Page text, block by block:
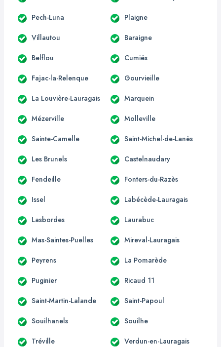
Pech-Luna Plaigne
Villautou Baraigne
Belflou Cumiés
Fajac-la-Relenque Gourvieille
La Louvière-Lauragais Marquein
Mézerville Molleville
Sainte-Camelle Saint-Michel-de-Lanès
Les Brunels Castelnaudary
Fendeille Fonters-du-Razès
Issel Labécède-Lauragais
Lasbordes Laurabuc
Mas-Saintes-Puelles Mireval-Lauragais
Peyrens La Pomarède
Puginier Ricaud 11
Saint-Martin-Lalande Saint-Papoul
Souilhanels Souilhe
Tréville Verdun-en-Lauragais